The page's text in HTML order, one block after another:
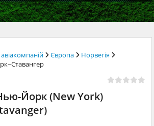
Європа
Норвегія
Йорк (New York)